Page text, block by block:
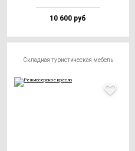
10 600 руб
Складная туристическая мебель